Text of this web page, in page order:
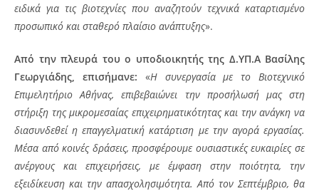
ειδικά για τις βιοτεχνίες που αναζητούν τεχνικά καταρτισμένο
προσωπικό και σταθερό πλαίσιο ανάπτυξης».
Από την πλευρά του ο υποδιοικητής της Δ.ΥΠ.Α Βασίλης
Γεωργιάδης, επισήμανε: «Η συνεργασία με το Βιοτεχνικό
Επιμελητήριο Αθήνας, επιβεβαιώνει την προσήλωσή μας στη
στήριξη της μικρομεσαίας επιχειρηματικότητας και την ανάγκη να
διασυνδεθεί η επαγγελματική κατάρτιση με την αγορά εργασίας.
Μέσα από κοινές δράσεις, προσφέρουμε ουσιαστικές ευκαιρίες σε
ανέργους και επιχειρήσεις, με έμφαση στην ποιότητα, την
εξειδίκευση και την απασχολησιμότητα. Από τον Σεπτέμβριο, θα